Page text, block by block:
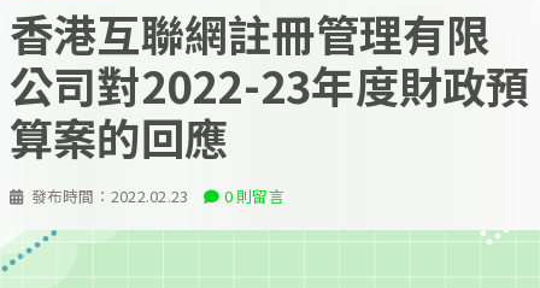
發布時間： 2022.02.23 0 則留言
香港互聯網註冊管理有限
公司對2022-23年度財政預
算案的回應